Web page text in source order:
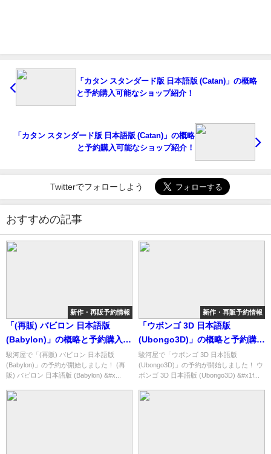
「カタン スタンダード版 日本語版 (Catan)」の概略
と予約購入可能なショップ紹介！
「カタン スタンダード版 日本語版 (Catan)」の概略
と予約購入可能なショップ紹介！
Twitterでフォローしよう
おすすめの記事
新作・再販予約情報
「(再販) バビロン 日本語版
(Babylon)」の概略と予約購入可
能なショップ紹介！
駿河屋で「(再販) バビロン 日本語版
(Babylon)」の予約が開始しました！ (再
販) バビロン 日本語版 (Babylon) &#x...
新作・再販予約情報
「ウボンゴ 3D 日本語版
(Ubongo3D)」の概略と予約購入
可能なショップ紹介！
駿河屋で「ウボンゴ 3D 日本語版
(Ubongo3D)」の予約が開始しました！ ウ
ボンゴ 3D 日本語版 (Ubongo3D) &#x1f...